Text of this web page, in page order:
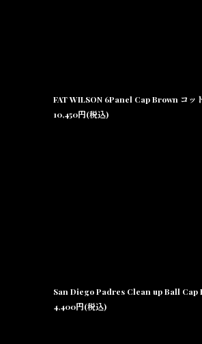
FAT WILSON 6Panel Cap Brown コッ
10,450円(税込)
San Diego Padres Clean up Ball Cap
4,400円(税込)